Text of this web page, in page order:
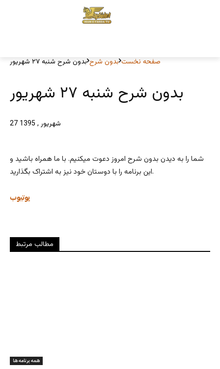
صفحه نخست بدون شرح بدون شرح شنبه ۲۷ شهریور
بدون شرح شنبه ۲۷ شهریور
27 شهریور , 1395
شما را به دیدن بدون شرح امروز دعوت میکنیم. با ما همراه باشید و
این برنامه را با دوستان خود نیز به اشتراک بگذارید.
یوتیوب
مطالب مرتبط
همه برنامه ها